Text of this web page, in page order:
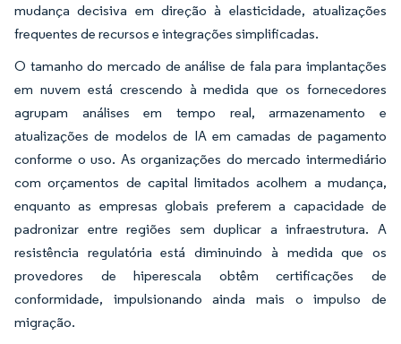
mudança decisiva em direção à elasticidade, atualizações
frequentes de recursos e integrações simplificadas.
O tamanho do mercado de análise de fala para implantações
em nuvem está crescendo à medida que os fornecedores
agrupam análises em tempo real, armazenamento e
atualizações de modelos de IA em camadas de pagamento
conforme o uso. As organizações do mercado intermediário
com orçamentos de capital limitados acolhem a mudança,
enquanto as empresas globais preferem a capacidade de
padronizar entre regiões sem duplicar a infraestrutura. A
resistência regulatória está diminuindo à medida que os
provedores de hiperescala obtêm certificações de
conformidade, impulsionando ainda mais o impulso de
migração.